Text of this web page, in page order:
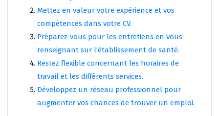
Mettez en valeur votre expérience et vos
compétences dans votre CV.
Préparez-vous pour les entretiens en vous
renseignant sur l’établissement de santé.
Restez flexible concernant les horaires de
travail et les différents services.
Développez un réseau professionnel pour
augmenter vos chances de trouver un emploi.